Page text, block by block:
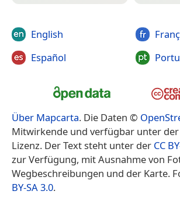
English
Español
Über Mapcarta. Die Daten ©
Mitwirkende und verfügbar unter der
Lizenz. Der Text steht unter der CC
zur Verfügung, mit Ausnahme von
Wegbeschreibungen und der Karte.
BY-SA 3.0.